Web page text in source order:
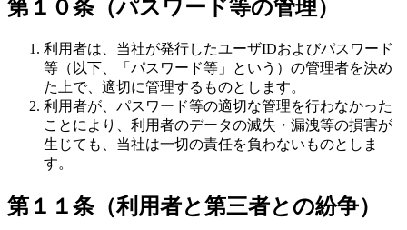
第１０条（パスワード等の管理）
利用者は、当社が発行したユーザIDおよびパスワード
等（以下、「パスワード等」という）の管理者を決め
た上で、適切に管理するものとします。
利用者が、パスワード等の適切な管理を行わなかった
ことにより、利用者のデータの滅失・漏洩等の損害が
生じても、当社は一切の責任を負わないものとしま
す。
第１１条（利用者と第三者との紛争）